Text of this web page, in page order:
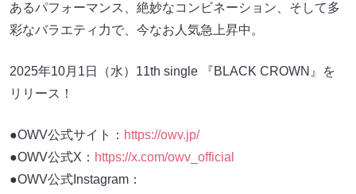
あるパフォーマンス、絶妙なコンビネーション、そして多
彩なバラエティ力で、今なお人気急上昇中。
2025年10月1日（水）11th single 『BLACK CROWN』を
リリース！
●OWV公式サイト： https://owv.jp/
●OWV公式X： https://x.com/owv_official
●OWV公式Instagram：